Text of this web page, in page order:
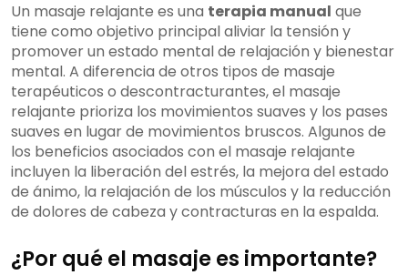
Un masaje relajante es una terapia manual que
tiene como objetivo principal aliviar la tensión y
promover un estado mental de relajación y bienestar
mental. A diferencia de otros tipos de masaje
terapéuticos o descontracturantes, el masaje
relajante prioriza los movimientos suaves y los pases
suaves en lugar de movimientos bruscos. Algunos de
los beneficios asociados con el masaje relajante
incluyen la liberación del estrés, la mejora del estado
de ánimo, la relajación de los músculos y la reducción
de dolores de cabeza y contracturas en la espalda.
¿Por qué el masaje es importante?